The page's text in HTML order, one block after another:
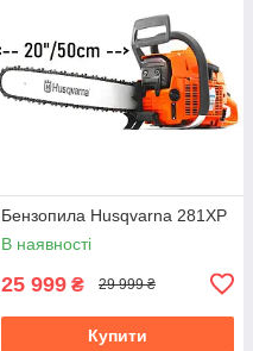
Бензопила Husqvarna 281XP
В наявності
25 999 ₴ 29 999 ₴
Купити